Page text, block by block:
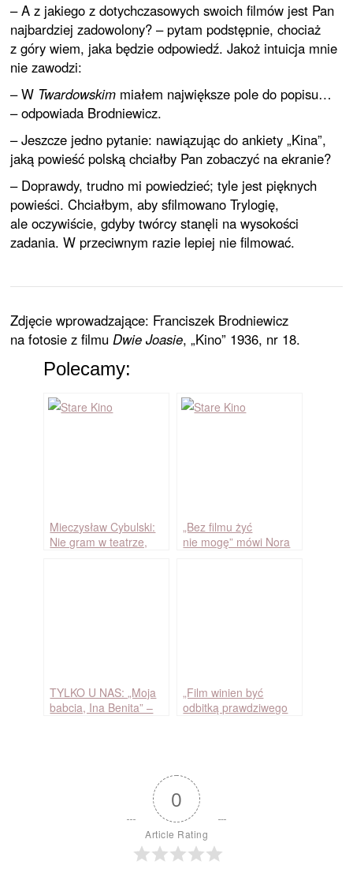
– A z jakiego z dotychczasowych swoich filmów jest Pan
najbardziej zadowolony? – pytam podstępnie, chociaż
z góry wiem, jaka będzie odpowiedź. Jakoż intuicja mnie
nie zawodzi:
– W Twardowskim miałem największe pole do popisu…
– odpowiada Brodniewicz.
– Jeszcze jedno pytanie: nawiązując do ankiety „Kina”,
jaką powieść polską chciałby Pan zobaczyć na ekranie?
– Doprawdy, trudno mi powiedzieć; tyle jest pięknych
powieści. Chciałbym, aby sfilmowano Trylogię,
ale oczywiście, gdyby twórcy stanęli na wysokości
zadania. W przeciwnym razie lepiej nie filmować.
Zdjęcie wprowadzające: Franciszek Brodniewicz
na fotosie z filmuDwie Joasie, „Kino” 1936, nr 18.
Polecamy:
Mieczysław Cybulski:
Nie gram w teatrze,
„Bez filmu żyć
nie mogę” mówi Nora
TYLKO U NAS: „Moja
babcia, Ina Benita” –
„Film winien być
odbitką prawdziwego
0
Article Rating